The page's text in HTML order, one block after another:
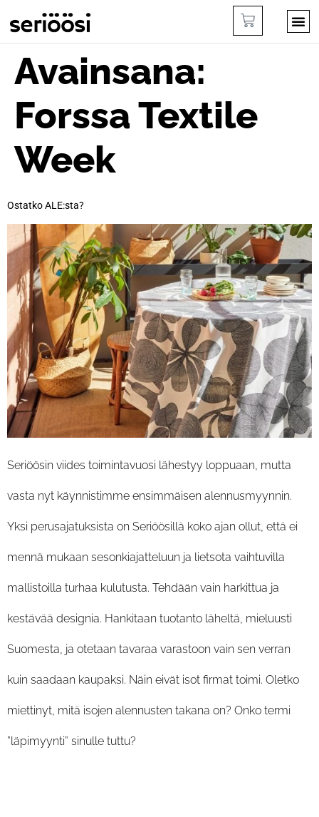
Avainsana:
Forssa Textile
Week
Ostatko ALE:sta?
Seriöösin viides toimintavuosi lähestyy loppuaan, mutta
vasta nyt käynnistimme ensimmäisen alennusmyynnin.
Yksi perusajatuksista on Seriöösillä koko ajan ollut, että ei
mennä mukaan sesonkiajatteluun ja lietsota vaihtuvilla
mallistoilla turhaa kulutusta. Tehdään vain harkittua ja
kestävää designia. Hankitaan tuotanto läheltä, mieluusti
Suomesta, ja otetaan tavaraa varastoon vain sen verran
kuin saadaan kaupaksi. Näin eivät isot firmat toimi. Oletko
miettinyt, mitä isojen alennusten takana on? Onko termi
”läpimyynti” sinulle tuttu?